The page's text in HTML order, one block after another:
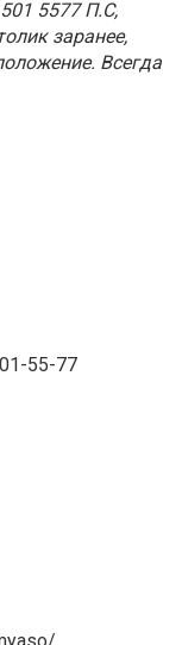
5577 П.С,
заранее,
Всегда
55-77